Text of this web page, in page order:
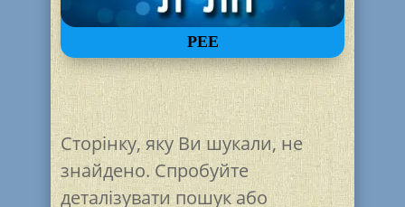
РЕЕ
Сторінку, яку Ви шукали, не
знайдено. Спробуйте
деталізувати пошук або